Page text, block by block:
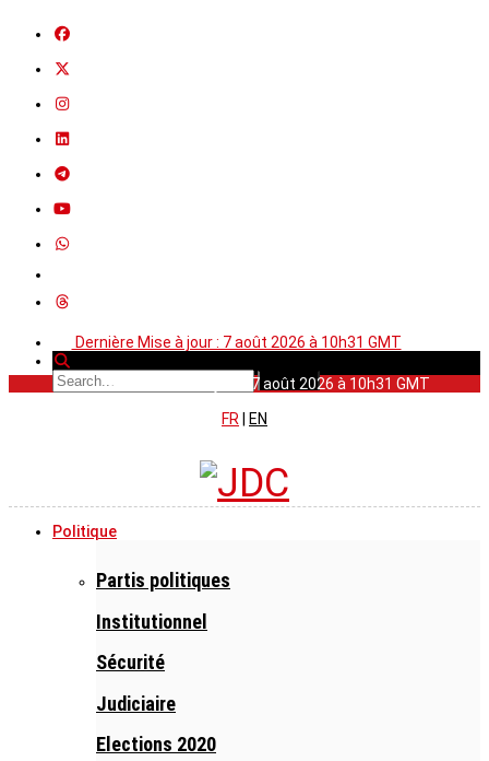
Dernière Mise à jour : 7 août 2026 à 10h31 GMT
Dernière Mise à jour : 7 août 2026 à 10h31 GMT
FR
EN
Politique
Partis politiques
Institutionnel
Sécurité
Judiciaire
Elections 2020